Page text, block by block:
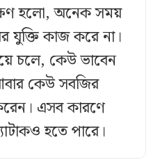
হলো, অনেক সময়
যুক্তি কাজ করে না।
চলে, কেউ ভাবেন
কেউ সবজির
এসব কারণে
হতে পারে।